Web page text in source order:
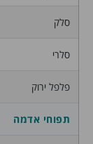
סלק
סלרי
פלפל ירוק
תפוחי אדמה